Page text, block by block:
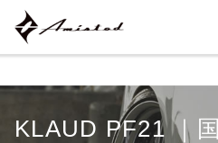
KLAUD PF21 ｜